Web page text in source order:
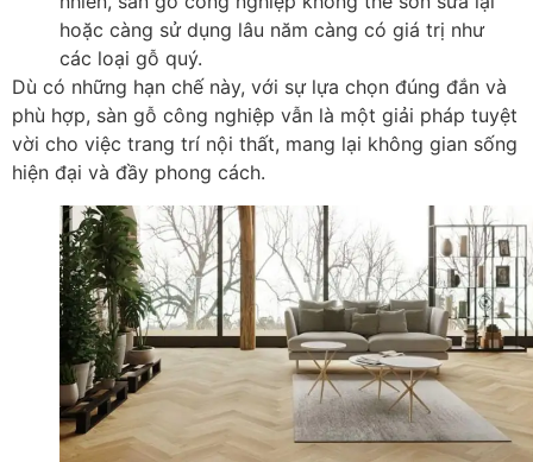
hoặc càng sử dụng lâu năm càng có giá trị như
các loại gỗ quý.
Dù có những hạn chế này, với sự lựa chọn đúng đắn và
phù hợp, sàn gỗ công nghiệp vẫn là một giải pháp tuyệt
vời cho việc trang trí nội thất, mang lại không gian sống
hiện đại và đầy phong cách.